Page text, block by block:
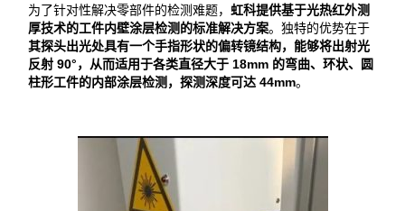
为了针对性解决零部件的检测难题，虹科提供基于光热红外测
厚技术的工件内壁涂层检测的标准解决方案。独特的优势在于
其探头出光处具有一个手指形状的偏转镜结构，能够将出射光
反射 90°，从而适用于各类直径大于 18mm 的弯曲、环状、圆
柱形工件的内部涂层检测 ，探测深度可达 44mm。